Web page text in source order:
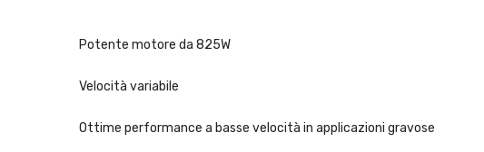
Potente motore da 825W
Velocità variabile
Ottime performance a basse velocità in applicazioni gravose